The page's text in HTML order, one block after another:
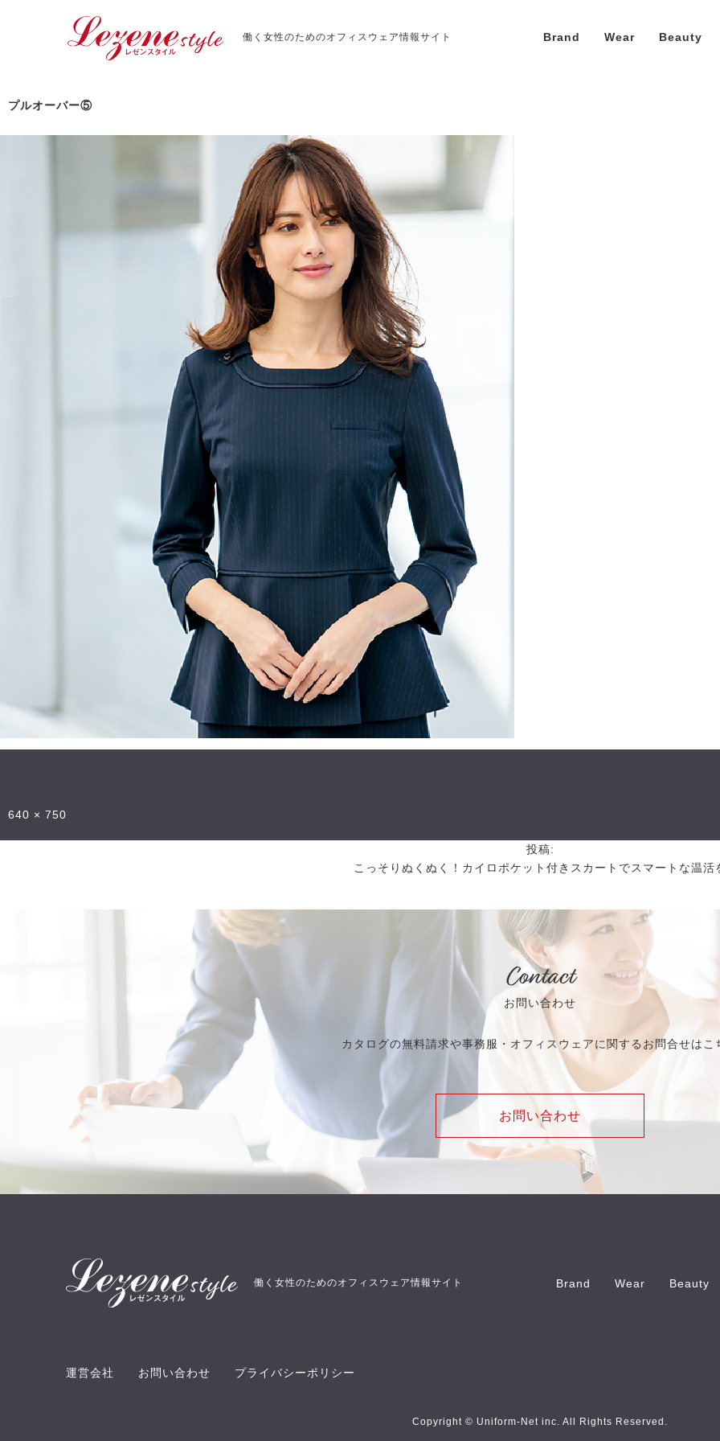
働く女性のためのオフィスウェア情報サイト Brand Wear Beauty
プルオーバー⑤
640 × 750
投稿:
こっそりぬくぬく！カイロポケット付きスカートでスマートな温活
Contact
お問い合わせ
カタログの無料請求や事務服・オフィスウェアに関するお問合せはこ
お問い合わせ
働く女性のためのオフィスウェア情報サイト Brand Wear Beauty
運営会社 お問い合わせ プライバシーポリシー
Copyright © Uniform-Net inc. All Rights Reserved.